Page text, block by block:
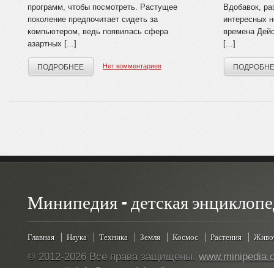
программ, чтобы посмотреть. Растущее
поколение предпочитает сидеть за
компьютером, ведь появилась сфера
азартных [...]
ПОДРОБНЕЕ Нет комментариев
Вдобавок,
интересных
времена
[...]
Минипедия - детская
Главная Наука Техника Земля Космос Растения
© 2012-2026 Все права защищены.